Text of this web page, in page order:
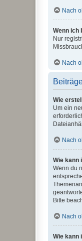
Nach
Wenn ich
Nur
Nach
Wie
Um ein
Nach
Wie kann
Wenn du
Bitte
Nach
Wie kann